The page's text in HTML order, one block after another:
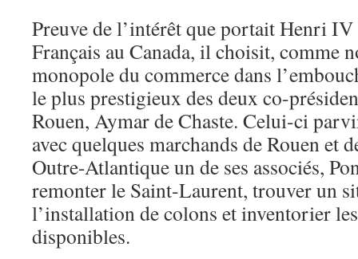
Preuve de l’intérêt que portait Henri
Français au Canada, il choisit, comme
monopole du commerce dans
le plus prestigieux des deux co-
Rouen, Aymar de Chaste. Celui-ci
avec quelques marchands de Rouen et
Outre-Atlantique un de ses associés,
remonter le Saint-Laurent, trouver un
l’installation de colons et inventorier
disponibles.